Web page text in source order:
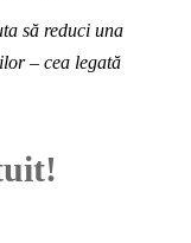
să reduci una
– cea legată